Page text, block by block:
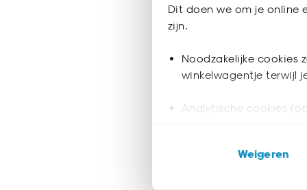
Dit doen we om je online
zijn.
Noodzakelijke cookies
winkelwagentje terwijl
Analytische cookies
ook buiten deWeigeren
Binnen 2-3
Grote
Grote vazen
vind je
bijvoorbeeld
Combineer
Een grote